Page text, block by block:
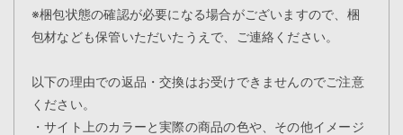
※梱包状態の確認が必要になる場合がございますので、梱
包材なども保管いただいたうえで、ご連絡ください。
以下の理由での返品・交換はお受けできませんのでご注意
ください。
・サイト上のカラーと実際の商品の色や、その他イメージ